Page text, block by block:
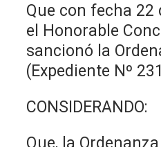
Que con fecha 22
el Honorable
sancionó la
(Expediente Nº
CONSIDERANDO:
Que, la